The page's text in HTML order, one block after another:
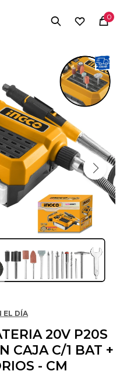
0
EL DÍA
20V P20S
CAJA C/1 BAT +
- CM
MI CUENTA